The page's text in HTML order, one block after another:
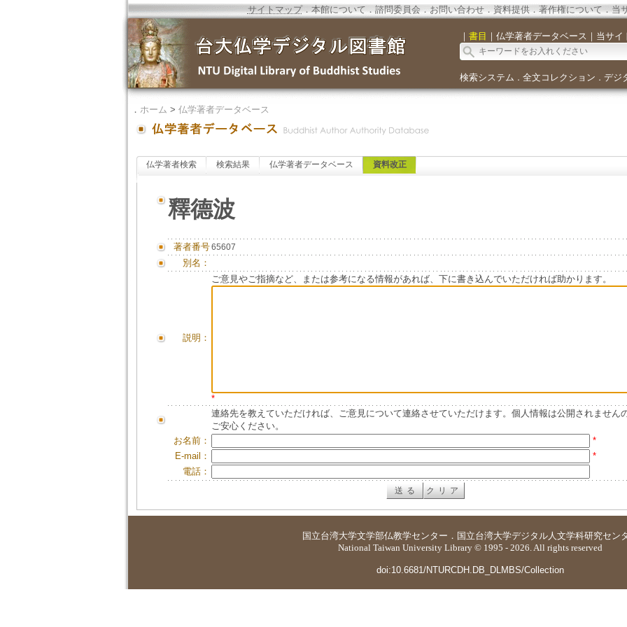
サイトマップ．本館について．諮問委員会． お問い合わせ． 資料提供．著作権について．当
｜ 書目 ｜ 仏学著者データベース ｜ 当サイ
検索システム ． 全文コレクション ． デジ
． ホーム > 仏学著者データベース
仏学著者検索 検索結果 仏学著者データベース 資料改正
釋德波
著者番号65607
別名：
説明：
ご意見やご指摘など、または参考になる情報があれば、下に書き込んでいただければ助かります。
*
連絡先を教えていただければ、ご意見について連絡させていただけます。個人情報は公開されません
ご安心ください。
お名前：
*
E-mail：
*
電話：
国立台湾大学文学部仏教学センター ． 国立台湾大学デジタル人文学科研究セン
National Taiwan University Library © 1995 - 2026. All rights reserved
doi:10.6681/NTURCDH.DB_DLMBS/Collection